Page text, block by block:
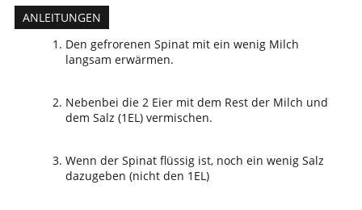
ANLEITUNGEN
Den gefrorenen Spinat mit ein wenig Milch
langsam erwärmen.
Nebenbei die 2 Eier mit dem Rest der Milch und
dem Salz (1EL) vermischen.
Wenn der Spinat flüssig ist, noch ein wenig Salz
dazugeben (nicht den 1EL)